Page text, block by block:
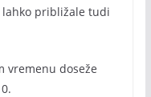
lahko približale tudi
vremenu doseže